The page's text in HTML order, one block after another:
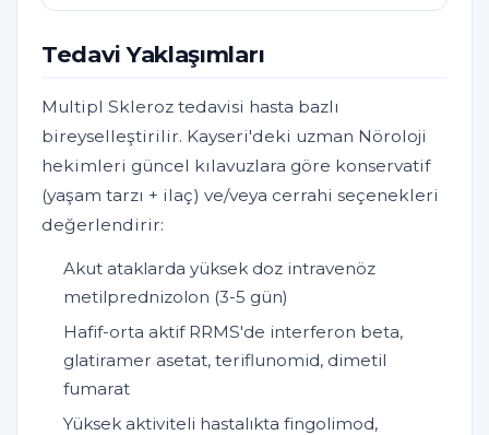
Tedavi Yaklaşımları
Multipl Skleroz tedavisi hasta bazlı
bireyselleştirilir. Kayseri'deki uzman Nöroloji
hekimleri güncel kılavuzlara göre konservatif
(yaşam tarzı + ilaç) ve/veya cerrahi seçenekleri
değerlendirir:
Akut ataklarda yüksek doz intravenöz
metilprednizolon (3-5 gün)
Hafif-orta aktif RRMS'de interferon beta,
glatiramer asetat, teriflunomid, dimetil
fumarat
Yüksek aktiviteli hastalıkta fingolimod,